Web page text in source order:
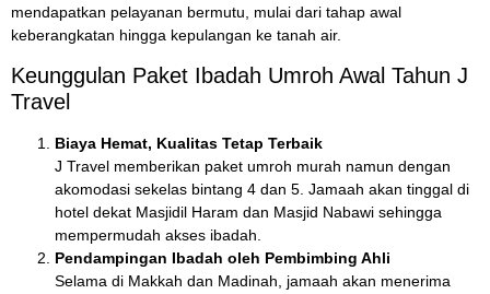
mendapatkan pelayanan bermutu, mulai dari tahap awal
keberangkatan hingga kepulangan ke tanah air.
Keunggulan Paket Ibadah Umroh Awal Tahun J
Travel
Biaya Hemat, Kualitas Tetap Terbaik
J Travel memberikan paket umroh murah namun dengan
akomodasi sekelas bintang 4 dan 5. Jamaah akan tinggal di
hotel dekat Masjidil Haram dan Masjid Nabawi sehingga
mempermudah akses ibadah.
Pendampingan Ibadah oleh Pembimbing Ahli
Selama di Makkah dan Madinah, jamaah akan menerima